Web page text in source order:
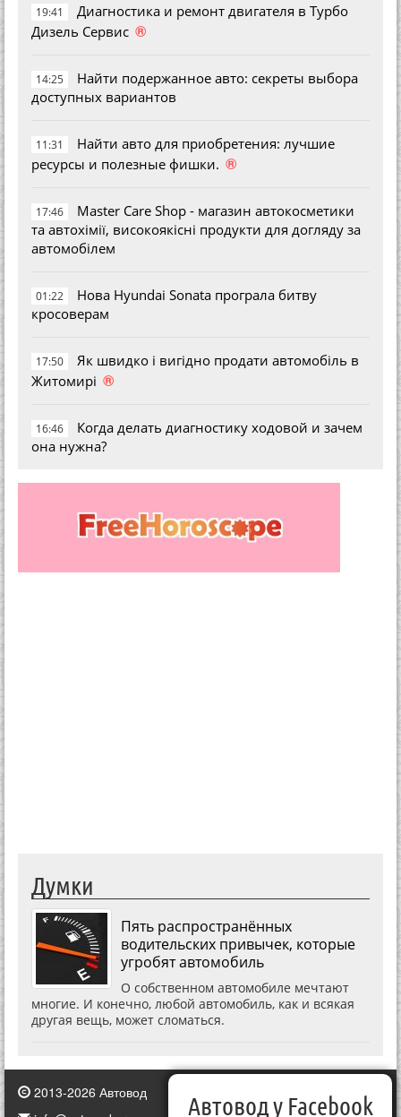
19:41
Диагностика и ремонт двигателя в Турбо
Дизель Сервис ®
14:25
Найти подержанное авто: секреты выбора
доступных вариантов
11:31
Найти авто для приобретения: лучшие
ресурсы и полезные фишки. ®
17:46
Master Care Shop - магазин автокосметики
та автохімії, високоякісні продукти для догляду за
автомобілем
01:22
Нова Hyundai Sonata програла битву
кросоверам
17:50
Як швидко і вигідно продати автомобіль в
Житомирі ®
16:46
Когда делать диагностику ходовой и зачем
она нужна?
Думки
Пять распространённых
водительских привычек, которые
угробят автомобиль
О собственном автомобиле мечтают
многие. И конечно, любой автомобиль, как и всякая
другая вещь, может сломаться.
2013-2026 Автовод
Автовод у Facebook